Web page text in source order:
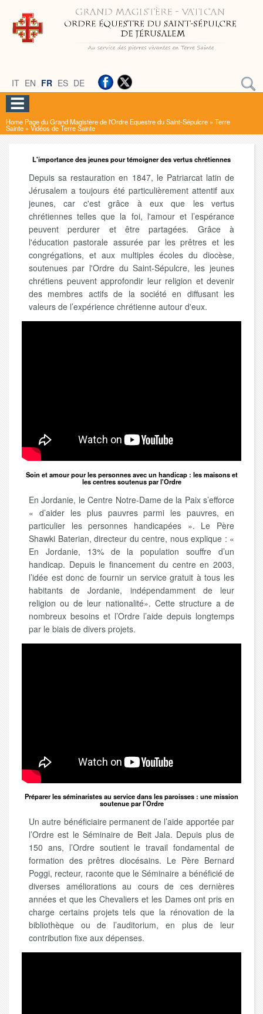
IT EN FR ES DE
Home Page du Grand Magistère de l'Ordre Equestre du Saint-Sépulcre » Terre
Sainte » Vidéos de Terre Sainte
L'importance des jeunes pour témoigner des vertus chrétiennes
Depuis sa restauration en 1847, le Patriarcat latin de
Jérusalem a toujours été particulièrement attentif aux
jeunes, car c'est grâce à eux que les vertus
chrétiennes telles que la foi, l'amour et l’espérance
peuvent perdurer et être partagées. Grâce à
l'éducation pastorale assurée par les prêtres et les
congrégations, et aux multiples écoles du diocèse,
soutenues par l'Ordre du Saint-Sépulcre, les jeunes
chrétiens peuvent approfondir leur religion et devenir
des membres actifs de la société en diffusant les
valeurs de l’expérience chrétienne autour d'eux.
Soin et amour pour les personnes avec un handicap : les maisons et
les centres soutenus par l'Ordre
En Jordanie, le Centre Notre-Dame de la Paix s’efforce
« d’aider les plus pauvres parmi les pauvres, en
particulier les personnes handicapées ». Le Père
Shawki Baterian, directeur du centre, nous explique : «
En Jordanie, 13% de la population souffre d’un
handicap. Depuis le financement du centre en 2003,
l’idée est donc de fournir un service gratuit à tous les
habitants de Jordanie, indépendamment de leur
religion ou de leur nationalité». Cette structure a de
nombreux besoins et l’Ordre l’aide depuis longtemps
par le biais de divers projets.
Préparer les séminaristes au service dans les paroisses : une mission
soutenue par l'Ordre
Un autre bénéficiaire permanent de l’aide apportée par
l’Ordre est le Séminaire de Beit Jala. Depuis plus de
150 ans, l’Ordre soutient le travail fondamental de
formation des prêtres diocésains. Le Père Bernard
Poggi, recteur, raconte que le Séminaire a bénéficié de
diverses améliorations au cours de ces dernières
années et que les Chevaliers et les Dames ont pris en
charge certains projets tels que la rénovation de la
bibliothèque ou de l’auditorium, en plus de leur
contribution fixe aux dépenses.